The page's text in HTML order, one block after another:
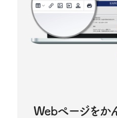
Webページをか